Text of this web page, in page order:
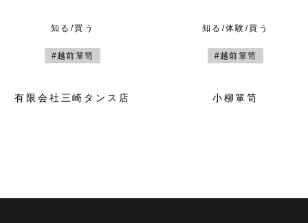
知る/買う
#越前箪笥
有限会社三崎タンス店
知る/体験/買う
#越前箪笥
小柳箪笥